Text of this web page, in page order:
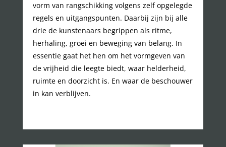
vorm van rangschikking volgens zelf opgelegde
regels en uitgangspunten. Daarbij zijn bij alle
drie de kunstenaars begrippen als ritme,
herhaling, groei en beweging van belang. In
essentie gaat het hen om het vormgeven van
de vrijheid die leegte biedt, waar helderheid,
ruimte en doorzicht is. En waar de beschouwer
in kan verblijven.